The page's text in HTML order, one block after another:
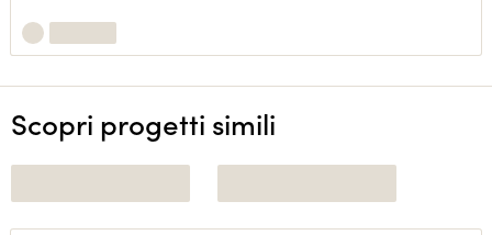
Scopri progetti simili